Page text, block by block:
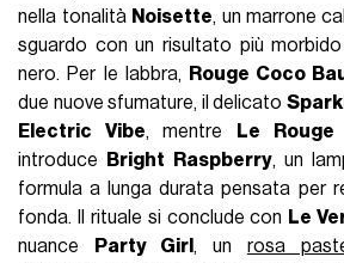
nella tonalità Noisette, un marrone
sguardo con un risultato più
nero. Per le labbra,
Rouge Coco
due nuove sfumature, il delicato
Electric Vibe, mentre
Le
introduce
Bright Raspberry, un
formula a lunga durata pensata per
fonda. Il rituale si conclude con Le
nuance
Party Girl , un rosa